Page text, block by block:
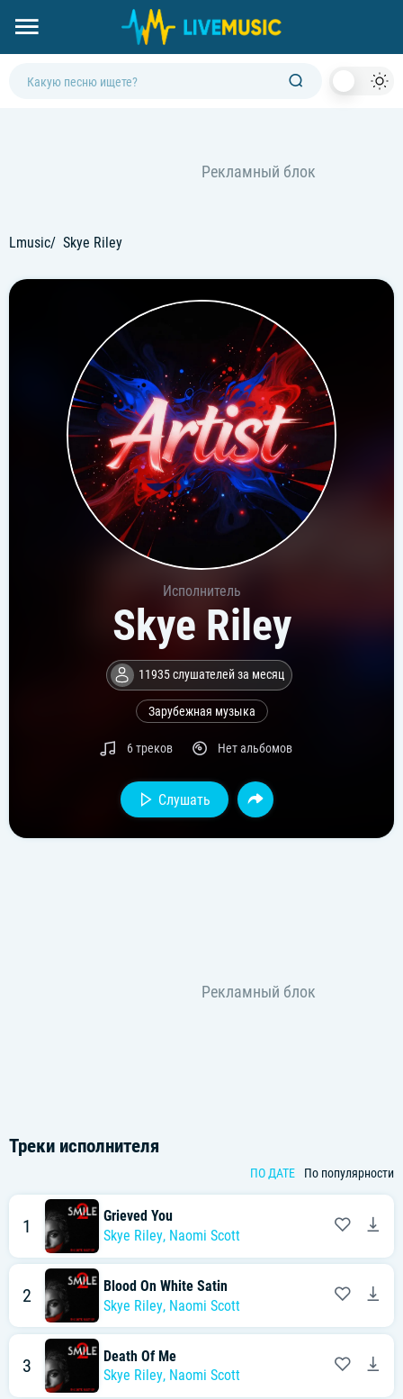
Lmusic Skye Riley
Исполнитель
Skye Riley
11935 слушателей за месяц
Зарубежная музыка
6 треков Нет альбомов
Слушать
Треки исполнителя
ПО ДАТЕ По популярности
1
Grieved You
Skye Riley, Naomi Scott
2
Blood On White Satin
Skye Riley, Naomi Scott
3
Death Of Me
Skye Riley, Naomi Scott